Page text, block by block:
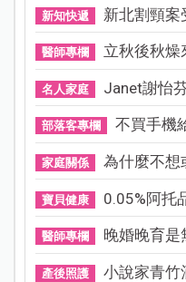
新知快遞 新北割頸案
醫師專欄 立秋後秋燥
名人家庭 Janet謝怡
部落客專欄 不買手機
家庭關係 為什麼不想
寶貝健康 0.05%阿托
醫師專欄 晚婚晚育是
產後照護 小說家青竹